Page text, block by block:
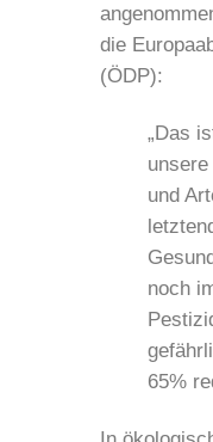
die
(ÖDP):
„Das
und
noch
65%